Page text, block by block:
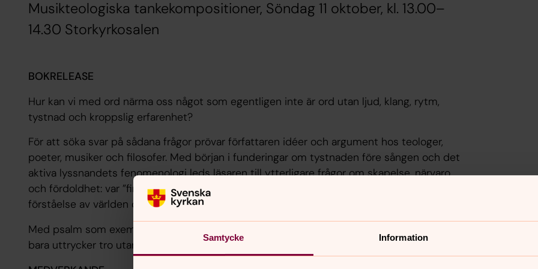
Samtycke Information
Musikteologiska tankekompositioner, Söndag 11 oktober, kl. 13.00–
14.30 Storkyrkosalen
BOKRELEASE
Hur kan vi med ord närma oss något som egentligen inte är ord utan ljud, klang, rytm,
tystnad och kroppslig erfarenhet?
För att söka svar på sådana frågor prövar författaren idéer och argument hos teologer,
poeter, musiker och filosofer. Med början i funderingar om tystnaden före sången och det
aktiva lyssnandets fenomenologi leds läsaren till ytterligare frågor om skapelse, närvaro
och fördoldhet: var ”finns” musiken när ingen lyssnar – och vad gör den med vår
förståelse av världen och Gud?
Med psalm som exempel diskuteras också sång som dialogisk praktik, där sången inte
bara uttrycker tro utan även formar liv, etik och gemenskap.